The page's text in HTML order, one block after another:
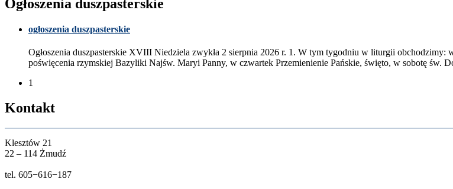
Ogłoszenia dusz­paster­skie
ogłoszenia dusz­paster­skie
Ogłoszenia dusz­paster­skie XVIII Niedziela zwykła 2 sierp­nia 2026 r. 1 . W tym tygod­niu w liturgii obchodz­imy:
poświęce­nia rzym­skiej Bazy­liki Najśw. Maryi Panny, w czwartek Przemie­nie­nie Pańskie, święto, w sobotę św.
1
Kon­takt
Klesztów 21
22 – 114 Żmudź
tel. 605−616−187